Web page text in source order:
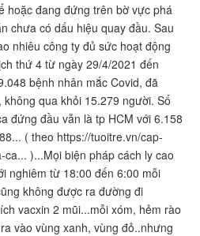
hoặc đang đứng trên bờ vực phá
chưa có dấu hiệu quay đầu. Sau
nhiêu công ty đủ sức hoạt động
thứ 4 từ ngày 29/4/2021 đến
bệnh nhân mắc Covid, đã
qua khỏi 15.279 người. Số
đứng đầu vẫn là tp HCM với 6.158
( theo https://tuoitre.vn/cap-
)...Mọi biện pháp cách ly cao
nghiêm từ 18:00 đến 6:00 mỗi
không được ra đường đi
vacxin 2 mũi...mỗi xóm, hẻm rào
vào vùng xanh, vùng đỏ..nhưng